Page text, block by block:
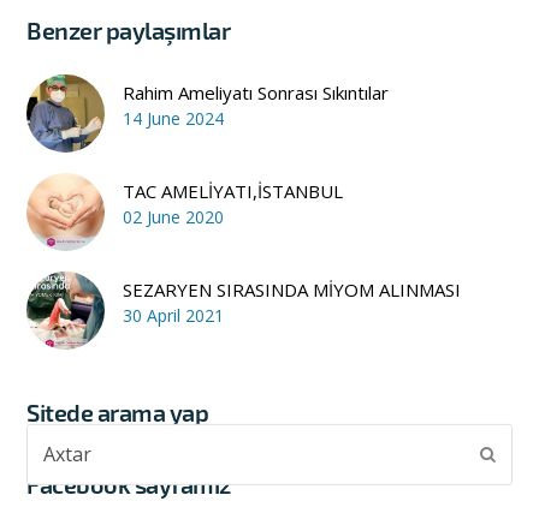
Benzer paylaşımlar
Rahim Ameliyatı Sonrası Sıkıntılar
14 June 2024
TAC AMELİYATI,İSTANBUL
02 June 2020
SEZARYEN SIRASINDA MİYOM ALINMASI
30 April 2021
Sitede arama yap
Facebook sayfamız